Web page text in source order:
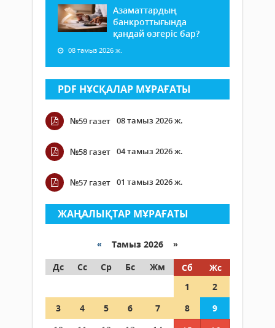
Азаматтардың
банкроттығында
қандай өзгеріс бар?
08 тамыз 2026 ж.
PDF НҰСҚАЛАР МҰРАҒАТЫ
№59 газет 08 тамыз 2026 ж.
№58 газет 04 тамыз 2026 ж.
№57 газет 01 тамыз 2026 ж.
ЖАҢАЛЫҚТАР МҰРАҒАТЫ
« Тамыз 2026 »
Дс
Сс Ср Бс Жм Сб
Жс
1
2
3
4 5 6 7 8
9